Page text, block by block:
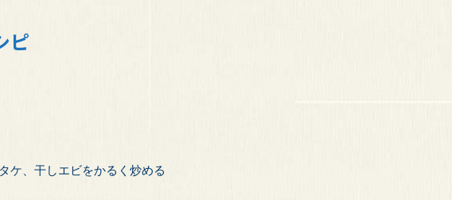
ピ
ケ、干しエビをかるく炒める